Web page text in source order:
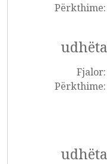
Përkthime:
Fjalor:
Përkthime: